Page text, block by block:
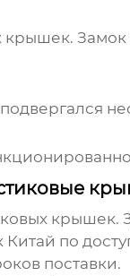
Китай по
поставки.